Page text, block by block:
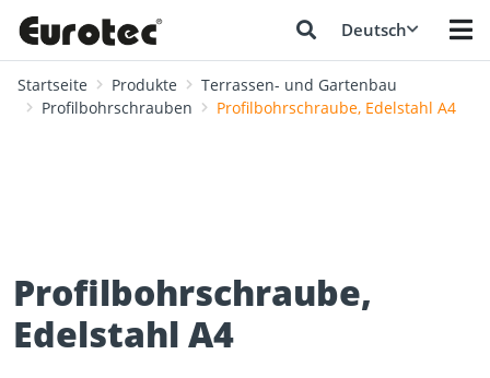
Deutsch
Startseite Produkte
Terrassen- und Gartenbau
Profilbohrschrauben
Profilbohrschraube, Edelstahl A4
Profilbohrschraube,
Edelstahl A4